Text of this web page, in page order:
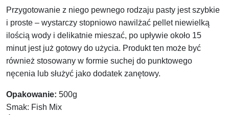
Przygotowanie z niego pewnego rodzaju pasty jest szybkie
i proste – wystarczy stopniowo nawilżać pellet niewielką
ilością wody i delikatnie mieszać, po upływie około 15
minut jest już gotowy do użycia. Produkt ten może być
również stosowany w formie suchej do punktowego
nęcenia lub służyć jako dodatek zanętowy.
Opakowanie: 500g
Smak: Fish Mix